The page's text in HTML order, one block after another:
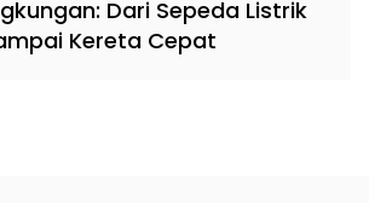
Dari Sepeda Listrik
Kereta Cepat